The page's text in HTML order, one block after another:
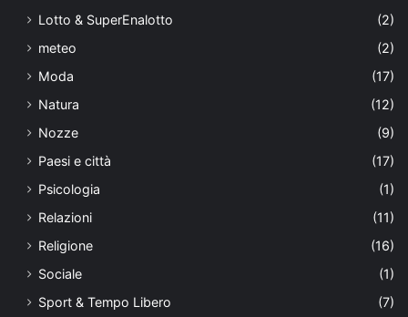
Lotto & SuperEnalotto
(2)
meteo
(2)
Moda
(17)
Natura
(12)
Nozze
(9)
Paesi e città
(17)
Psicologia
(1)
Relazioni
(11)
Religione
(16)
Sociale
(1)
Sport & Tempo Libero
(7)